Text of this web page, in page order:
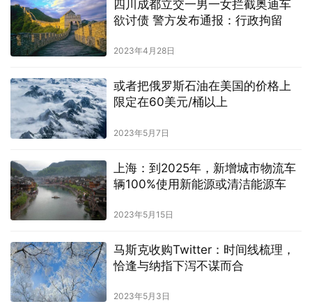
四川成都立交一男一女拦截奥迪车
欲讨债 警方发布通报：行政拘留
2023年4月28日
或者把俄罗斯石油在美国的价格上
限定在60美元/桶以上
2023年5月7日
上海：到2025年，新增城市物流车
辆100%使用新能源或清洁能源车
2023年5月15日
马斯克收购Twitter：时间线梳理，
恰逢与纳指下泻不谋而合
2023年5月3日